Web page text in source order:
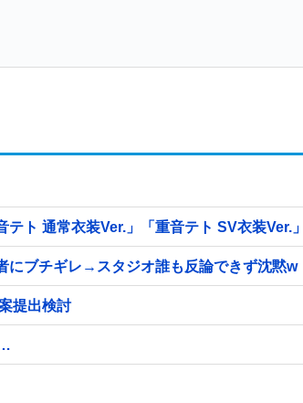
ト 通常衣装Ver.」「重音テト SV衣装Ver.
にブチギレ→スタジオ誰も反論できず沈黙w
提出検討